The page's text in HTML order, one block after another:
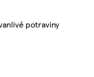
potraviny